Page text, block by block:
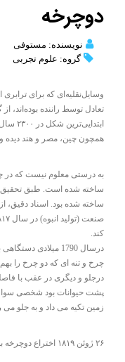
دوچرخه
نویسنده: مستوفی
گروه: علوم تجربی
وسایل‌نقلیه‌ای که برای ترابری
تعادل توسط راننده بوده‌اند،
همچون چین، مصر و هند دیده و
به درستی معلوم نیست که در
ساخته شده بود. اسناد دقیق،
کند.
درسال 1790
چرخ و تنه ای که دو چرخ را
درجلو و دیگری در عقب با
پشت حیوانات بود شخصی
زمین تکیه می داد و به جلو می
۲۶ ژوئن ۱۸۱۹ اختراع دوچرخه به ثبت رسید